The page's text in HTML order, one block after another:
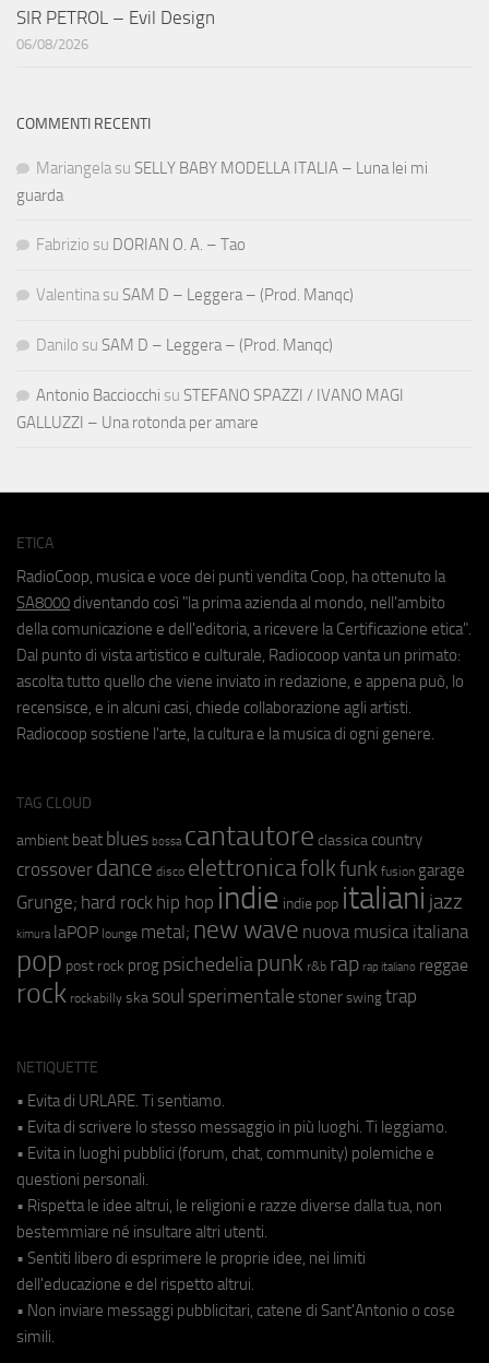
SIR PETROL – Evil Design
06/08/2026
COMMENTI RECENTI
Mariangela su SELLY BABY MODELLA ITALIA – Luna lei mi
guarda
Fabrizio su DORIAN O. A. – Tao
Valentina su SAM D – Leggera – (Prod. Manqc)
Danilo su SAM D – Leggera – (Prod. Manqc)
Antonio Bacciocchi su STEFANO SPAZZI / IVANO MAGI
GALLUZZI – Una rotonda per amare
ETICA
RadioCoop, musica e voce dei punti vendita Coop, ha ottenuto la
SA8000 diventando così "la prima azienda al mondo, nell'ambito
della comunicazione e dell'editoria, a ricevere la Certificazione etica".
Dal punto di vista artistico e culturale, Radiocoop vanta un primato:
ascolta tutto quello che viene inviato in redazione, e appena può, lo
recensisce, e in alcuni casi, chiede collaborazione agli artisti.
Radiocoop sostiene l'arte, la cultura e la musica di ogni genere.
TAG CLOUD
ambient beat blues bossa cantautore classica country
crossover dance disco elettronicafolkfunk fusion garage
Grunge; hard rock hip hop indie indie pop italiani jazz
kimura laPOP lounge metal; new wave nuova musica italiana
pop post rock prog psichedeliapunk r&b rap rap italiano reggae
rock rockabilly ska soul sperimentale stoner swing trap
NETIQUETTE
• Evita di URLARE. Ti sentiamo.
• Evita di scrivere lo stesso messaggio in più luoghi. Ti leggiamo.
• Evita in luoghi pubblici (forum, chat, community) polemiche e
questioni personali.
• Rispetta le idee altrui, le religioni e razze diverse dalla tua, non
bestemmiare né insultare altri utenti.
• Sentiti libero di esprimere le proprie idee, nei limiti
dell'educazione e del rispetto altrui.
• Non inviare messaggi pubblicitari, catene di Sant'Antonio o cose
simili.